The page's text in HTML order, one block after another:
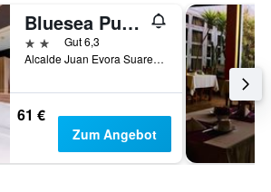
Bluesea Puerto Caleta
2 SterneGut 6,3
Alcalde Juan Evora Suarez, Caleta de Fuste, Fuerteventura, Spanien
61 €
Zum Angebot